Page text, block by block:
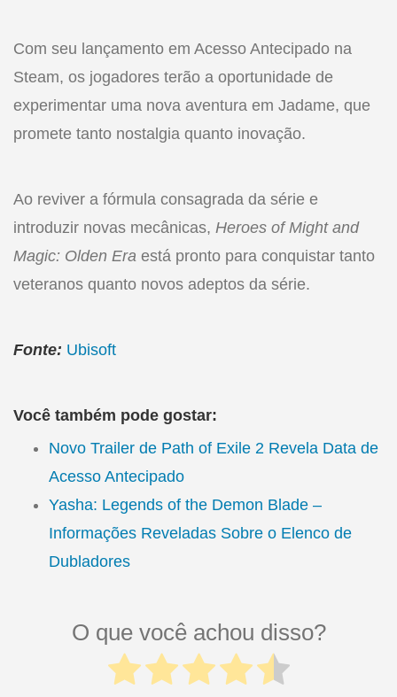
Com seu lançamento em Acesso Antecipado na
Steam, os jogadores terão a oportunidade de
experimentar uma nova aventura em Jadame, que
promete tanto nostalgia quanto inovação.
Ao reviver a fórmula consagrada da série e
introduzir novas mecânicas, Heroes of Might and
Magic: Olden Era está pronto para conquistar tanto
veteranos quanto novos adeptos da série.
Fonte: Ubisoft
Você também pode gostar:
Novo Trailer de Path of Exile 2 Revela Data de
Acesso Antecipado
Yasha: Legends of the Demon Blade –
Informações Reveladas Sobre o Elenco de
Dubladores
O que você achou disso?